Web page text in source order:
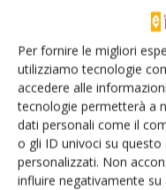
Per fornire le migliori
utilizziamo tecnologie
accedere alle
tecnologie permetterà a
dati personali come il
o gli ID univoci su
personalizzati. Non
influire negativamente
Agrari Laureati (4 CFP
ISCRIVITI